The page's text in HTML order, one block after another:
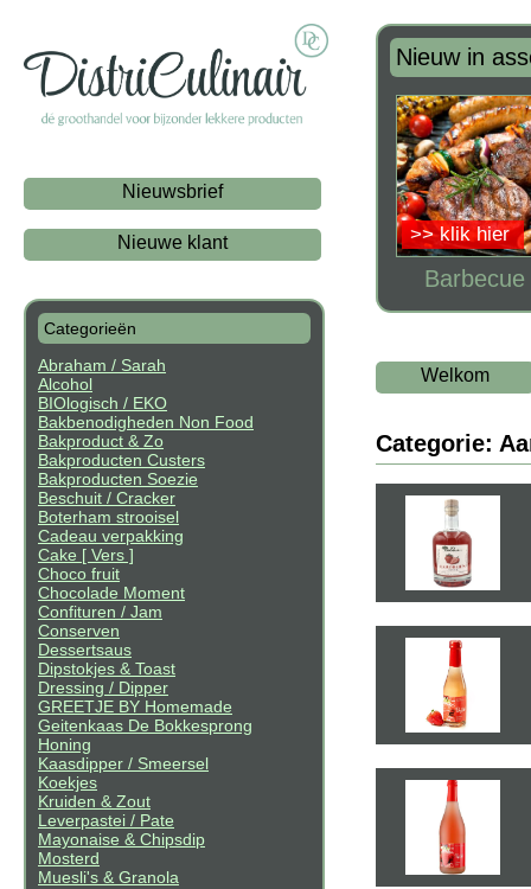
Nieuwsbrief
Nieuwe klant
Categorieën
Abraham / Sarah
Alcohol
BIOlogisch / EKO
Bakbenodigheden Non Food
Bakproduct & Zo
Bakproducten Custers
Bakproducten Soezie
Beschuit / Cracker
Boterham strooisel
Cadeau verpakking
Cake [ Vers ]
Choco fruit
Chocolade Moment
Confituren / Jam
Conserven
Dessertsaus
Dipstokjes & Toast
Dressing / Dipper
GREETJE BY Homemade
Geitenkaas De Bokkesprong
Honing
Kaasdipper / Smeersel
Koekjes
Kruiden & Zout
Leverpastei / Pate
Mayonaise & Chipsdip
Mosterd
Muesli's & Granola
Nieuw in
>> klik hier
Welkom
Categorie: